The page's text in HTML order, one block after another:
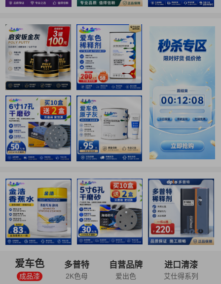
爱车色
成品漆
多普特
2K色母
自营品牌
爱出色
进口清漆
艾仕得系列